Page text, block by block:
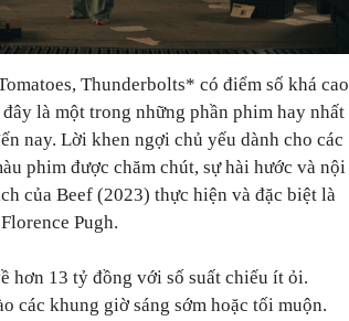
Thunderbolts* có điểm số khá cao
là một trong những phần phim hay nhất
nay. Lời khen ngợi chủ yếu dành cho các
phim được chăm chút, sự hài hước và nội
của Beef (2023) thực hiện và đặc biệt là
Pugh.
hơn 13 tỷ đồng với số suất chiếu ít ỏi.
các khung giờ sáng sớm hoặc tối muộn.